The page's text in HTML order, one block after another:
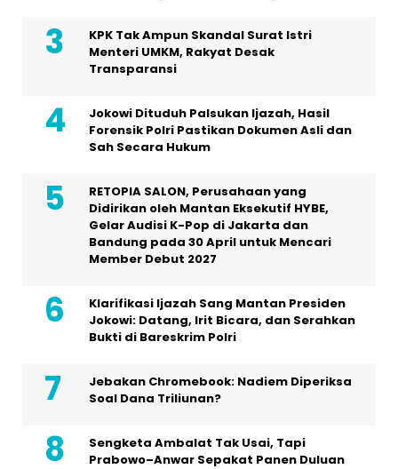
KPK Tak Ampun Skandal Surat Istri
Menteri UMKM, Rakyat Desak
Transparansi
Jokowi Dituduh Palsukan Ijazah, Hasil
Forensik Polri Pastikan Dokumen Asli dan
Sah Secara Hukum
RETOPIA SALON, Perusahaan yang
Didirikan oleh Mantan Eksekutif HYBE,
Gelar Audisi K-Pop di Jakarta dan
Bandung pada 30 April untuk Mencari
Member Debut 2027
Klarifikasi Ijazah Sang Mantan Presiden
Jokowi: Datang, Irit Bicara, dan Serahkan
Bukti di Bareskrim Polri
Jebakan Chromebook: Nadiem Diperiksa
Soal Dana Triliunan?
Sengketa Ambalat Tak Usai, Tapi
Prabowo–Anwar Sepakat Panen Duluan